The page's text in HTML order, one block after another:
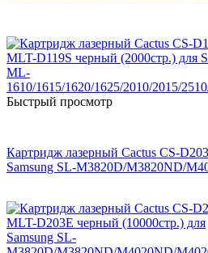
Быстрый просмотр
Картридж лазерный Cactus CS-
Samsung SL-M3820D/M3820ND/